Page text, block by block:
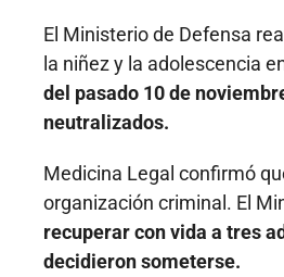
El Ministerio de Defensa
la niñez y la adolescencia
del pasado 10 de
neutralizados.
Medicina Legal confirmó
organización criminal. El
recuperar con vida a tres
decidieron someterse.